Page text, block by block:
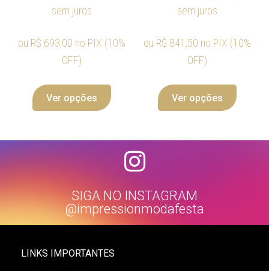
sem juros
ou R$ 693,00 no PIX (10%
OFF)
Ver opções
sem juros
ou R$ 841,50 no PIX (10%
OFF)
Ver opções
SIGA NO INSTAGRAM
@impressionmodafesta
LINKS IMPORTANTES